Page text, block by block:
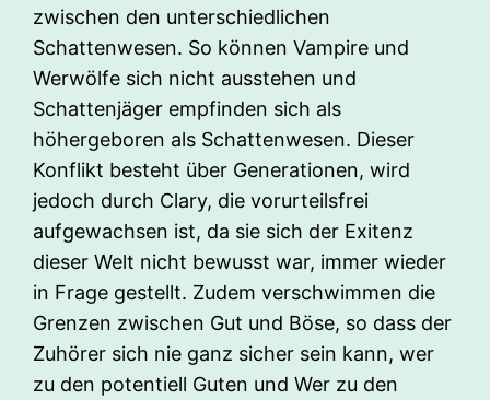
zwischen den unterschiedlichen
Schattenwesen. So können Vampire und
Werwölfe sich nicht ausstehen und
Schattenjäger empfinden sich als
höhergeboren als Schattenwesen. Dieser
Konflikt besteht über Generationen, wird
jedoch durch Clary, die vorurteilsfrei
aufgewachsen ist, da sie sich der Exitenz
dieser Welt nicht bewusst war, immer wieder
in Frage gestellt. Zudem verschwimmen die
Grenzen zwischen Gut und Böse, so dass der
Zuhörer sich nie ganz sicher sein kann, wer
zu den potentiell Guten und Wer zu den